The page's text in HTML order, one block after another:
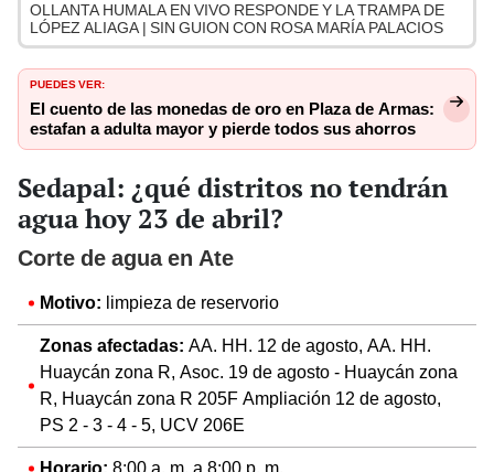
OLLANTA HUMALA EN VIVO RESPONDE Y LA TRAMPA DE
LÓPEZ ALIAGA | SIN GUION CON ROSA MARÍA PALACIOS
PUEDES VER:
El cuento de las monedas de oro en Plaza de Armas:
estafan a adulta mayor y pierde todos sus ahorros
Sedapal: ¿qué distritos no tendrán
agua hoy 23 de abril?
Corte de agua en Ate
Motivo: limpieza de reservorio
Zonas afectadas: AA. HH. 12 de agosto, AA. HH.
Huaycán zona R, Asoc. 19 de agosto - Huaycán zona
R, Huaycán zona R 205F Ampliación 12 de agosto,
PS 2 - 3 - 4 - 5, UCV 206E